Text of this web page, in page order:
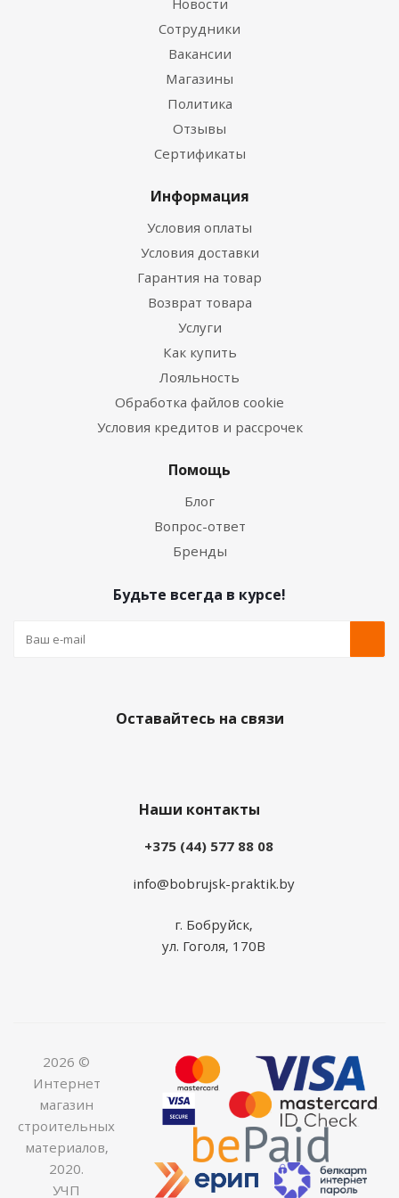
Новости
Сотрудники
Вакансии
Магазины
Политика
Отзывы
Сертификаты
Информация
Условия оплаты
Условия доставки
Гарантия на товар
Возврат товара
Услуги
Как купить
Лояльность
Обработка файлов cookie
Условия кредитов и рассрочек
Помощь
Блог
Вопрос-ответ
Бренды
Будьте всегда в курсе!
Оставайтесь на связи
Наши контакты
+375 (44) 577 88 08
info@bobrujsk-praktik.by
г. Бобруйск,
ул. Гоголя, 170В
2026 ©
Интернет
магазин
строительных
материалов,
2020.
УЧП